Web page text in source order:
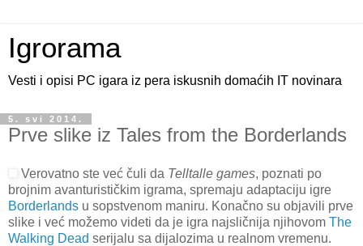
Igrorama
Vesti i opisi PC igara iz pera iskusnih domaćih IT novinara
5. svi 2014.
Prve slike iz Tales from the Borderlands
Verovatno ste već čuli da Telltalle games, poznati po
brojnim avanturističkim igrama, spremaju adaptaciju igre
Borderlands u sopstvenom maniru. Konačno su objavili prve
slike i već možemo videti da je igra najsličnija njihovom The
Walking Dead serijalu sa dijalozima u realnom vremenu.